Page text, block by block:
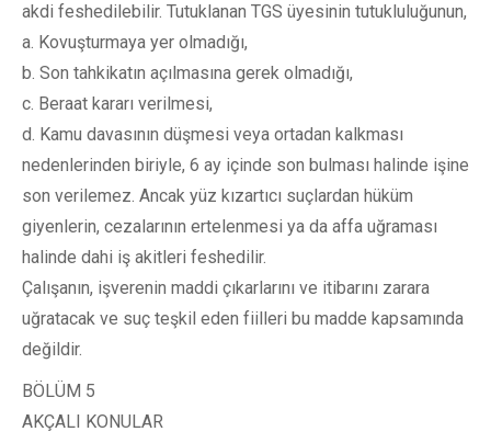
akdi feshedilebilir. Tutuklanan TGS üyesinin tutukluluğunun,
a. Kovuşturmaya yer olmadığı,
b. Son tahkikatın açılmasına gerek olmadığı,
c. Beraat kararı verilmesi,
d. Kamu davasının düşmesi veya ortadan kalkması
nedenlerinden biriyle, 6 ay içinde son bulması halinde işine
son verilemez. Ancak yüz kızartıcı suçlardan hüküm
giyenlerin, cezalarının ertelenmesi ya da affa uğraması
halinde dahi iş akitleri feshedilir.
Çalışanın, işverenin maddi çıkarlarını ve itibarını zarara
uğratacak ve suç teşkil eden fiilleri bu madde kapsamında
değildir.
BÖLÜM 5
AKÇALI KONULAR